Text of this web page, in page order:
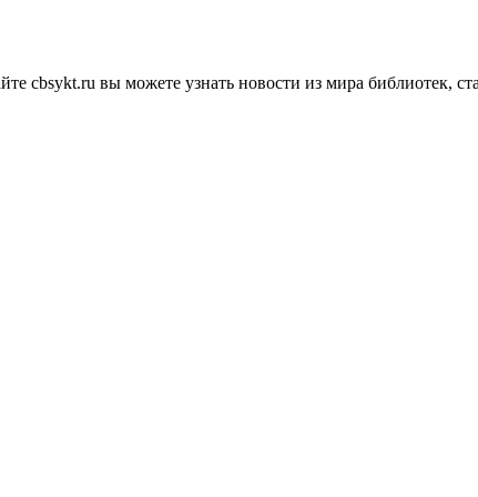
cbsykt.ru вы можете узнать новости из мира библиотек,